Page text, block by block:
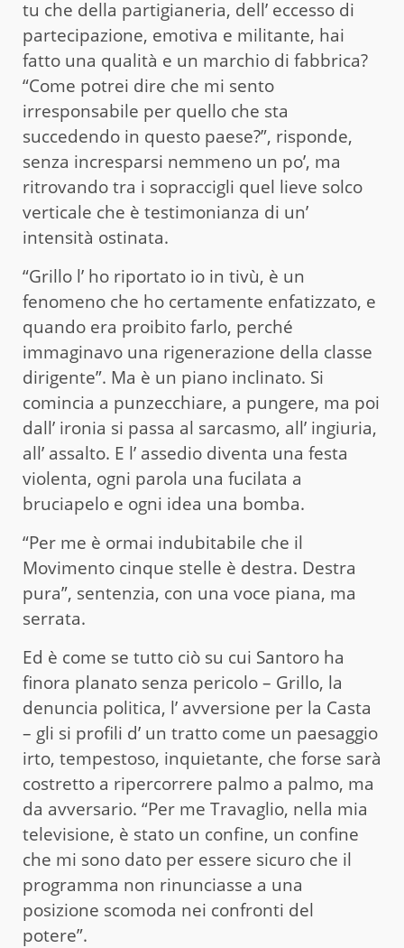
tu che della partigianeria, dell’ eccesso di
partecipazione, emotiva e militante, hai
fatto una qualità e un marchio di fabbrica?
“Come potrei dire che mi sento
irresponsabile per quello che sta
succedendo in questo paese?”, risponde,
senza incresparsi nemmeno un po’, ma
ritrovando tra i sopraccigli quel lieve solco
verticale che è testimonianza di un’
intensità ostinata.
“Grillo l’ ho riportato io in tivù, è un
fenomeno che ho certamente enfatizzato, e
quando era proibito farlo, perché
immaginavo una rigenerazione della classe
dirigente”. Ma è un piano inclinato. Si
comincia a punzecchiare, a pungere, ma poi
dall’ ironia si passa al sarcasmo, all’ ingiuria,
all’ assalto. E l’ assedio diventa una festa
violenta, ogni parola una fucilata a
bruciapelo e ogni idea una bomba.
“Per me è ormai indubitabile che il
Movimento cinque stelle è destra. Destra
pura”, sentenzia, con una voce piana, ma
serrata.
Ed è come se tutto ciò su cui Santoro ha
finora planato senza pericolo – Grillo, la
denuncia politica, l’ avversione per la Casta
– gli si profili d’ un tratto come un paesaggio
irto, tempestoso, inquietante, che forse sarà
costretto a ripercorrere palmo a palmo, ma
da avversario. “Per me Travaglio, nella mia
televisione, è stato un confine, un confine
che mi sono dato per essere sicuro che il
programma non rinunciasse a una
posizione scomoda nei confronti del
potere”.